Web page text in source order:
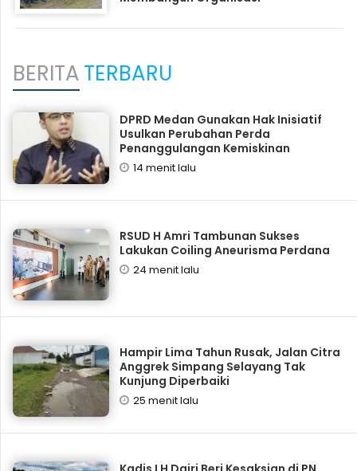
BERITATERBARU
DPRD Medan Gunakan Hak Inisiatif
Usulkan Perubahan Perda
Penanggulangan Kemiskinan
14 menit lalu
RSUD H Amri Tambunan Sukses
Lakukan Coiling Aneurisma Perdana
24 menit lalu
Hampir Lima Tahun Rusak, Jalan Citra
Anggrek Simpang Selayang Tak
Kunjung Diperbaiki
25 menit lalu